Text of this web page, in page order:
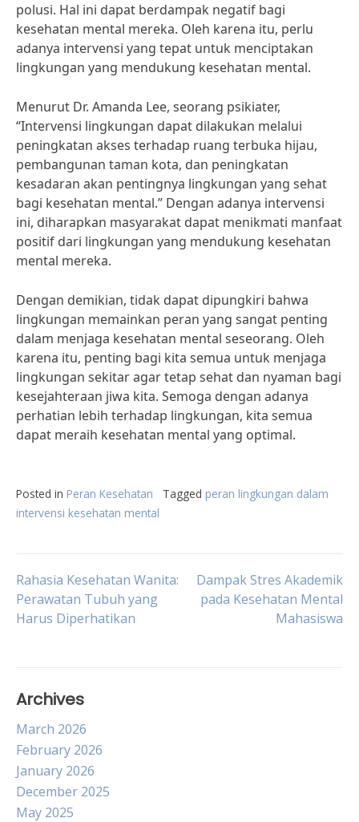
polusi. Hal ini dapat berdampak negatif bagi
kesehatan mental mereka. Oleh karena itu, perlu
adanya intervensi yang tepat untuk menciptakan
lingkungan yang mendukung kesehatan mental.
Menurut Dr. Amanda Lee, seorang psikiater,
“Intervensi lingkungan dapat dilakukan melalui
peningkatan akses terhadap ruang terbuka hijau,
pembangunan taman kota, dan peningkatan
kesadaran akan pentingnya lingkungan yang sehat
bagi kesehatan mental.” Dengan adanya intervensi
ini, diharapkan masyarakat dapat menikmati manfaat
positif dari lingkungan yang mendukung kesehatan
mental mereka.
Dengan demikian, tidak dapat dipungkiri bahwa
lingkungan memainkan peran yang sangat penting
dalam menjaga kesehatan mental seseorang. Oleh
karena itu, penting bagi kita semua untuk menjaga
lingkungan sekitar agar tetap sehat dan nyaman bagi
kesejahteraan jiwa kita. Semoga dengan adanya
perhatian lebih terhadap lingkungan, kita semua
dapat meraih kesehatan mental yang optimal.
Posted in Peran Kesehatan Tagged peran lingkungan dalam
intervensi kesehatan mental
Post
navigation
Rahasia Kesehatan Wanita:
Perawatan Tubuh yang
Harus Diperhatikan
Dampak Stres Akademik
pada Kesehatan Mental
Mahasiswa
Archives
March 2026
February 2026
January 2026
December 2025
May 2025